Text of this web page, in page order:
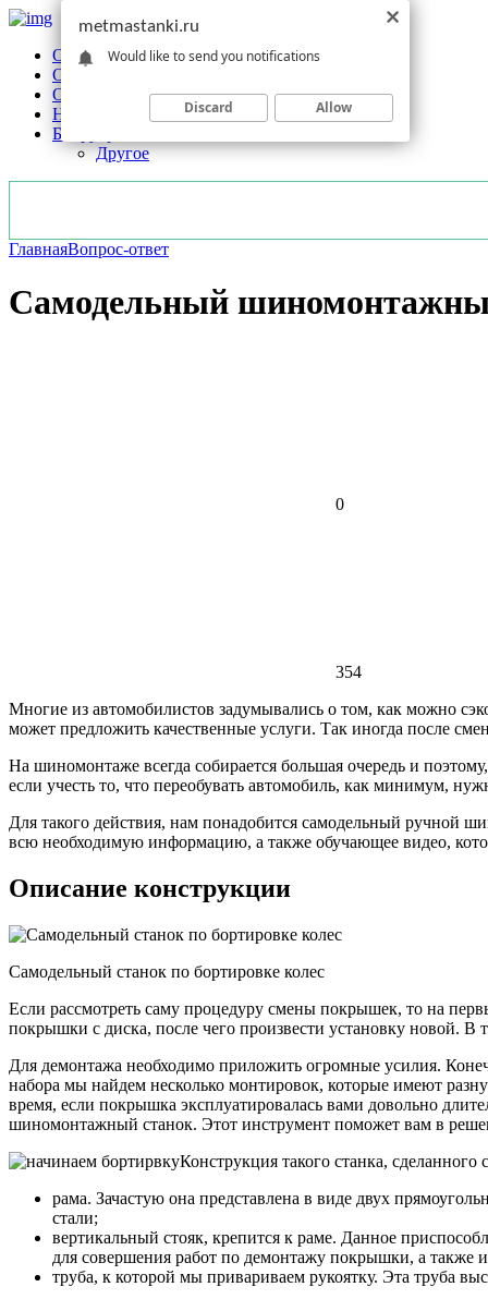
Обзоры станков
Оборудование
Обработка
Новости отрасли
Без рубрики
Другое
ГлавнаяВопрос-ответ
Самодельный
0
354
Многие из автомобилистов задумывались о том, как можно
может предложить качественные услуги. Так иногда после
На шиномонтаже всегда собирается большая очередь и
если учесть то, что переобувать автомобиль, как минимум,
Для такого действия, нам понадобится самодельный ручной
всю необходимую информацию, а также обучающее видео,
Описание конструкции
Самодельный станок по бортировке колес
Если рассмотреть саму процедуру смены покрышек, то на
покрышки с диска, после чего произвести установку новой.
Для демонтажа необходимо приложить огромные усилия.
набора мы найдем несколько монтировок, которые имеют
время, если покрышка эксплуатировалась вами довольно
шиномонтажный станок. Этот инструмент поможет вам в
Конструкция такого станка,
рама. Зачастую она представлена в виде двух
стали;
вертикальный стояк, крепится к раме. Данное
для совершения работ по демонтажу покрышки, а также
труба, к которой мы привариваем рукоятку. Эта труба
metmastanki.ru
Would like to send you notifications
Discard Allow